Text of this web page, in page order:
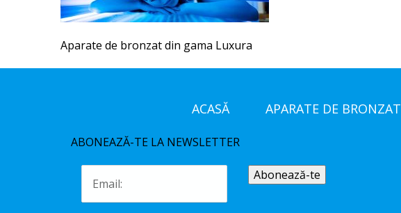
Aparate de bronzat din gama Luxura
ACASĂ APARATE DE BRONZAT
ABONEAZĂ-TE LA NEWSLETTER